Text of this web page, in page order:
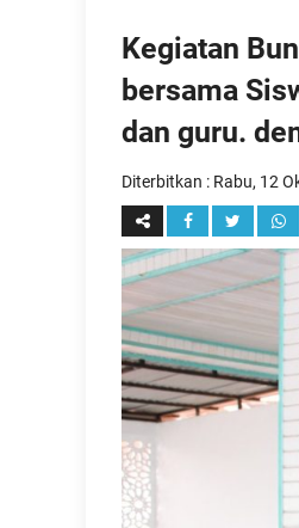
Kegiatan
bersama
dan guru.
Diterbitkan : Rabu, 12